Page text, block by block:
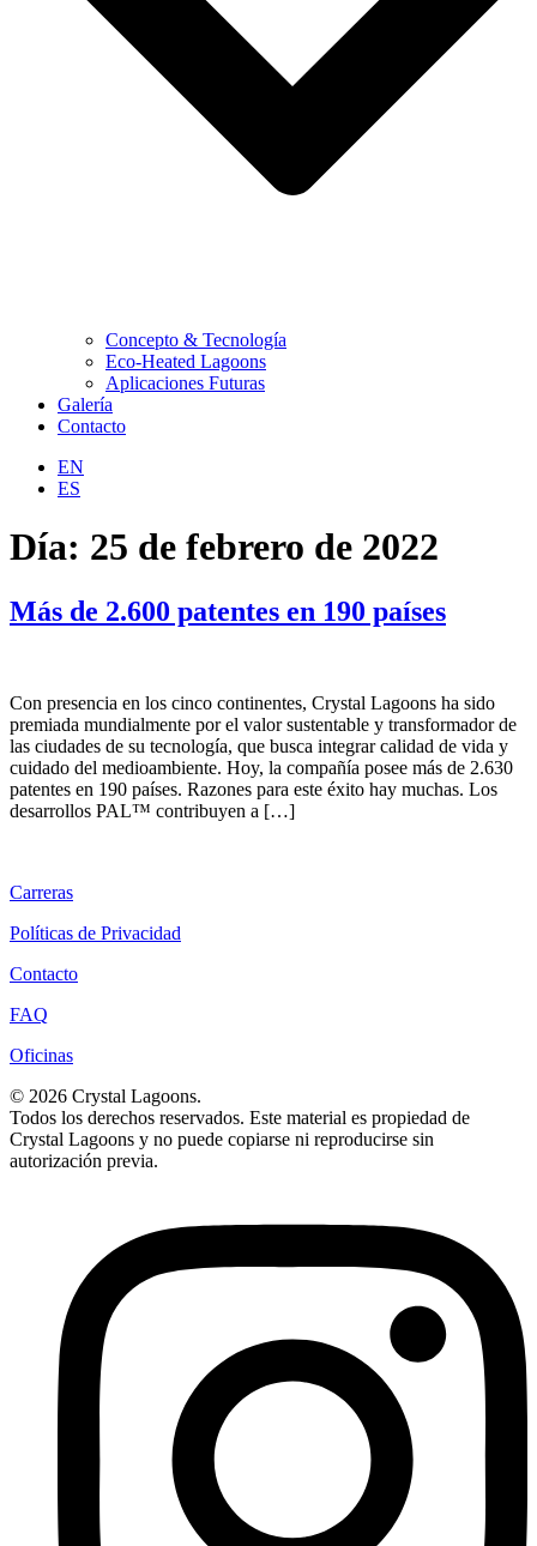
Concepto & Tecnología
Eco-Heated Lagoons
Aplicaciones Futuras
Galería
Contacto
EN
ES
Día: 25 de febrero de 2022
Más de 2.600 patentes en 190 países
Con presencia en los cinco continentes, Crystal Lagoons ha sido
premiada mundialmente por el valor sustentable y transformador de
las ciudades de su tecnología, que busca integrar calidad de vida y
cuidado del medioambiente. Hoy, la compañía posee más de 2.630
patentes en 190 países. Razones para este éxito hay muchas. Los
desarrollos PAL™ contribuyen a […]
Carreras
Políticas de Privacidad
Contacto
FAQ
Oficinas
© 2026 Crystal Lagoons.
Todos los derechos reservados. Este material es propiedad de
Crystal Lagoons y no puede copiarse ni reproducirse sin
autorización previa.